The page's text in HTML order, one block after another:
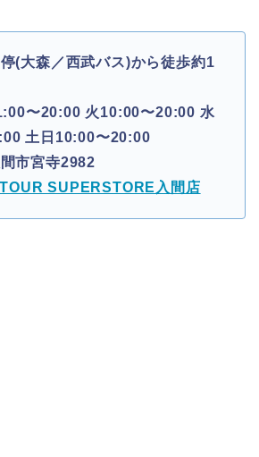
(大森／西武バス)から徒歩約1
〜20:00 火10:00〜20:00 水
土日10:00〜20:00
市宮寺2982
SUPERSTORE入間店